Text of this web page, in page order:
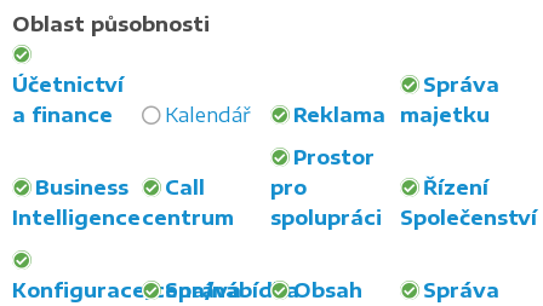
Oblast působnosti
Účetnictví
a finance
Kalendář Reklama
Správa
majetku
Business
Intelligence
Call
centrum
Prostor
pro
spolupráci
Řízení
Společenství
Konfigurace/cena/nábídka
Správa
Obsah
Správa